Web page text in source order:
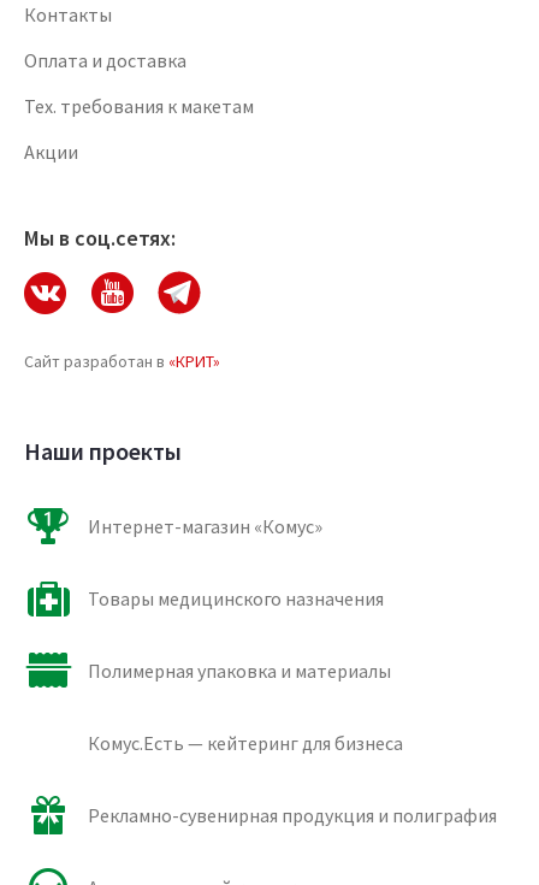
Контакты
Оплата и доставка
Тех. требования к макетам
Акции
Мы в соц.сетях:
Сайт разработан в «КРИТ»
Наши проекты
Интернет-магазин «Комус»
Товары медицинского назначения
Полимерная упаковка и материалы
Комус.Есть — кейтеринг для бизнеса
Рекламно-сувенирная продукция и полиграфия